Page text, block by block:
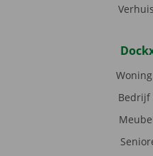
Bedrijf